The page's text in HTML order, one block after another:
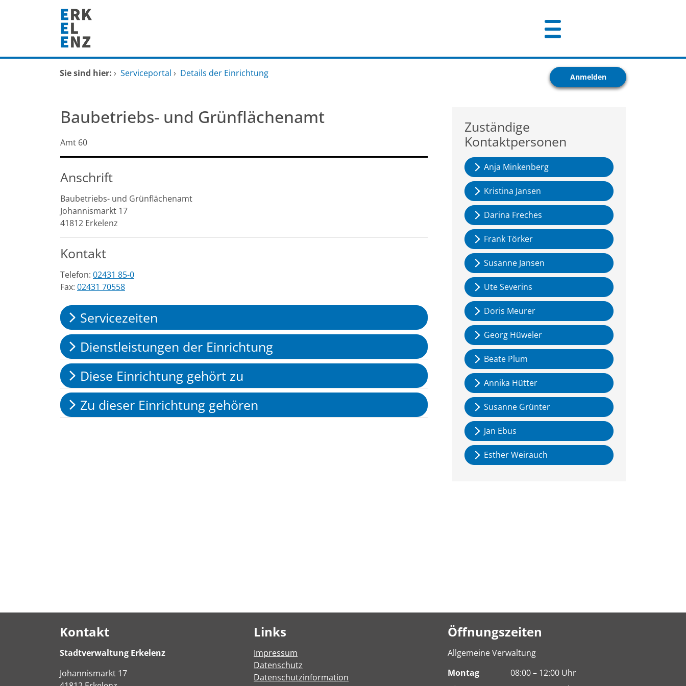
Zum Hauptinhalt springen
Startseite
Mitarbeitende A-Z
Sie sind hier: › Serviceportal › Details der Einrichtung Anmelden
Baubetriebs- und Grünflächenamt
Kurzbezeichnung
Amt 60
Anschrift
Baubetriebs- und Grünflächenamt
Johannismarkt 17
41812 Erkelenz
Kontakt
Telefon: 02431 85-0
Fax: 02431 70558
Servicezeiten
Dienstleistungen der Einrichtung
Diese Einrichtung gehört zu
Zu dieser Einrichtung gehören
Zuständige
Kontaktpersonen
Anja Minkenberg
Kristina Jansen
Darina Freches
Frank Törker
Susanne Jansen
Ute Severins
Doris Meurer
Georg Hüweler
Beate Plum
Annika Hütter
Susanne Grünter
Jan Ebus
Esther Weirauch
Kontakt
Stadtverwaltung Erkelenz
Johannismarkt 17
Links
Impressum
Datenschutz
Datenschutzinformation
Öffnungszeiten
Allgemeine Verwaltung
Montag
08:00 – 12:00 Uhr